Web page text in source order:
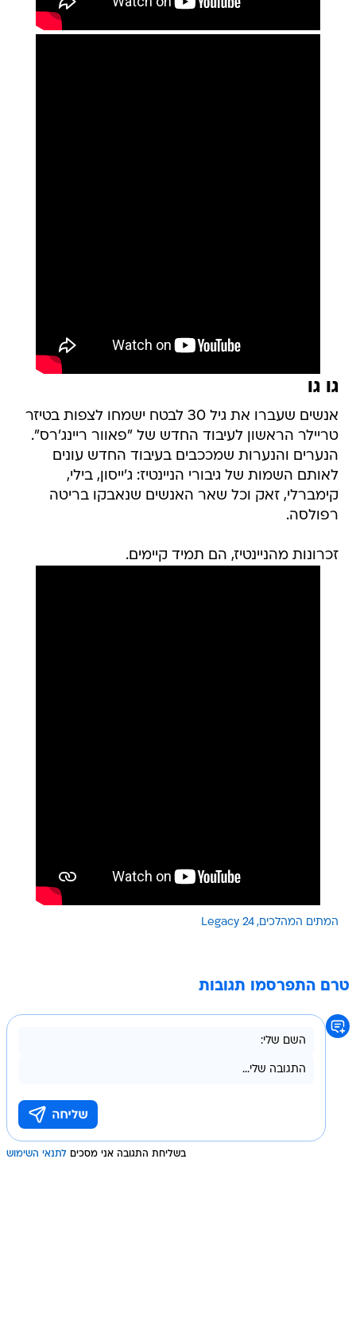
גו גו
אנשים שעברו את גיל 30 לבטח ישמחו לצפות בטיזר
טריילר הראשון לעיבוד החדש של "פאוור ריינג'רס".
הנערים והנערות שמככבים בעיבוד החדש עונים
לאותם השמות של גיבורי הניינטיז: ג'ייסון, בילי,
קימברלי, זאק וכל שאר האנשים שנאבקו בריטה
רפולסה.
זכרונות מהניינטיז, הם תמיד קיימים.
המתים המהלכים 24 Legacy
טרם התפרסמו תגובות
בשליחת התגובה אני מסכים לתנאי השימוש